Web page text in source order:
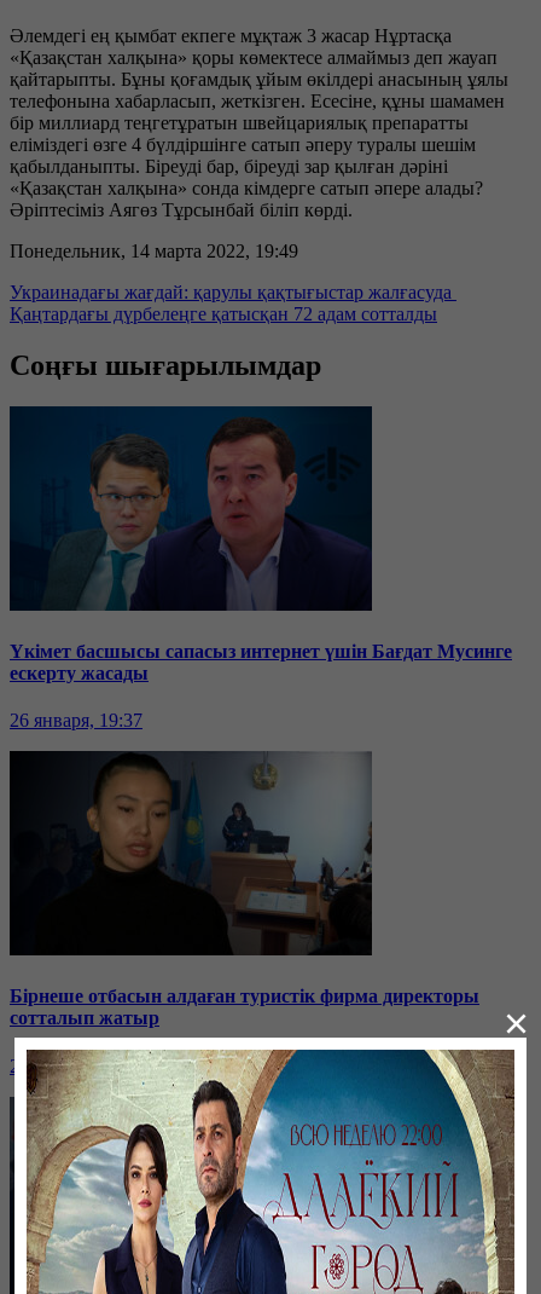
Әлемдегі ең қымбат екпеге мұқтаж 3 жасар Нұртасқа
«Қазақстан халқына» қоры көмектесе алмаймыз деп жауап
қайтарыпты. Бұны қоғамдық ұйым өкілдері анасының ұялы
телефонына хабарласып, жеткізген. Есесіне, құны шамамен
бір миллиард теңгетұратын швейцариялық препаратты
еліміздегі өзге 4 бүлдіршінге сатып әперу туралы шешім
қабылданыпты. Біреуді бар, біреуді зар қылған дәріні
«Қазақстан халқына» сонда кімдерге сатып әпере алады?
Әріптесіміз Аягөз Тұрсынбай біліп көрді.
Понедельник, 14 марта 2022, 19:49
Украинадағы жағдай: қарулы қақтығыстар жалғасуда
Қаңтардағы дүрбелеңге қатысқан 72 адам сотталды
Соңғы шығарылымдар
Үкімет басшысы сапасыз интернет үшін Бағдат Мусинге
ескерту жасады
26 января, 19:37
Бірнеше отбасын алдаған туристік фирма директоры
сотталып жатыр
26 января, 19:36
×